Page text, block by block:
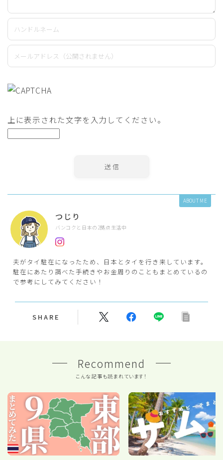
上に表示された文字を入力してください。
ABOUT ME
つじり
バンコクと日本の2拠点生活中
夫がタイ駐在になったため、日本とタイを行き来しています。
駐在にあたり調べた手続きやお金周りのこともまとめているの
で参考にしてみてください！
SHARE
Recommend
こんな記事も読まれています！